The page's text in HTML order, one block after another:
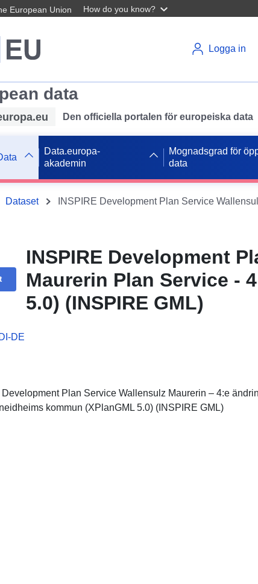
European Union How do you know?
Logga in
data
Den officiella portalen för europeiska data
Data.europa-
akademin
Mognadsgrad för
data
Dataset
INSPIRE Development
Maurerin Plan Service -
5.0) (INSPIRE GML)
DE
Development Plan Service Wallensulz Maurerin – 4:e
kommun (XPlanGML 5.0) (INSPIRE GML)